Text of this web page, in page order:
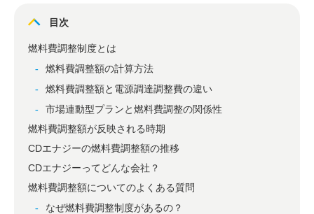
目次
燃料費調整制度とは
燃料費調整額の計算方法
燃料費調整額と電源調達調整費の違い
市場連動型プランと燃料費調整の関係性
燃料費調整額が反映される時期
CDエナジーの燃料費調整額の推移
CDエナジーってどんな会社？
燃料費調整額についてのよくある質問
なぜ燃料費調整制度があるの？